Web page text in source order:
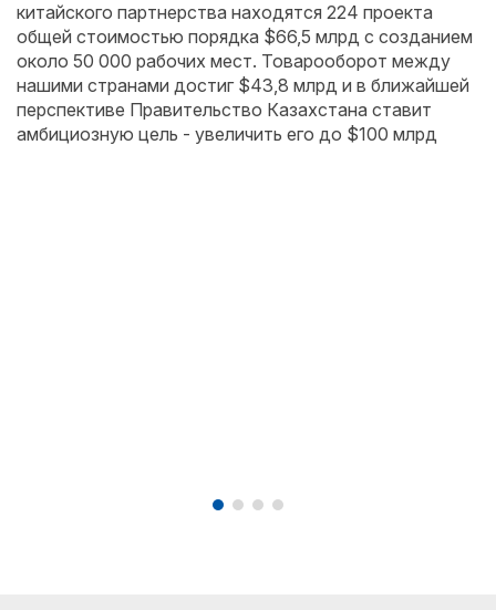
китайского партнерства находятся 224 проекта
общей стоимостью порядка $66,5 млрд с созданием
около 50 000 рабочих мест. Товарооборот между
нашими странами достиг $43,8 млрд и в ближайшей
перспективе Правительство Казахстана ставит
амбициозную цель - увеличить его до $100 млрд